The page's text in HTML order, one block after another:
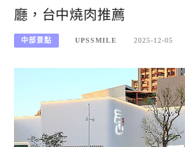
廳，台中燒肉推薦
中部景點 UPSSMILE 2025-12-05